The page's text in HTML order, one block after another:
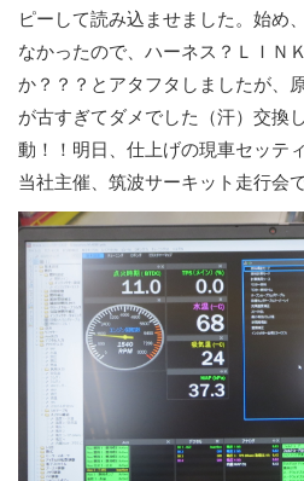
ピーして読み込ませました。始め
なかったので、ハーネス？ＬＩＮ
か？？？とアタフタしましたが、
が古すぎてダメでした（汗）交換
動！！明日、仕上げの現車セッテ
当社主催、筑波サーキット走行会